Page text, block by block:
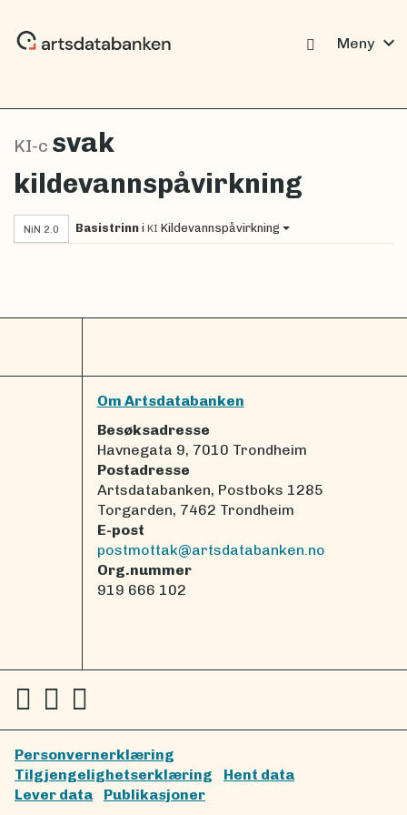
Meny expand_more
KI-c svak
kildevannspåvirkning
NiN 2.0 Basistrinn i KI Kildevannspåvirkning
Om Artsdatabanken
Besøksadresse
Havnegata 9, 7010 Trondheim
Postadresse
Artsdatabanken, Postboks 1285
Torgarden, 7462 Trondheim
E-post
postmottak@artsdatabanken.no
Org.nummer
919 666 102
Personvernerklæring
Tilgjengelighetserklæring
Hent data
Lever data
Publikasjoner